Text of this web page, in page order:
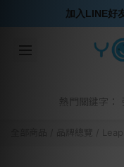
熱門關鍵字：
加入LINE好